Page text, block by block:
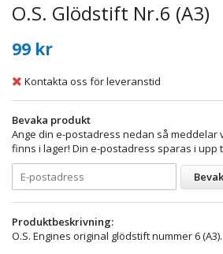
O.S. Glödstift Nr.6 (A3)
99 kr
Kontakta oss för leveranstid
Bevaka produkt
Ange din e-postadress nedan så meddelar
finns i lager! Din e-postadress sparas i upp
Produktbeskrivning:
O.S. Engines original glödstift nummer 6 (A3).